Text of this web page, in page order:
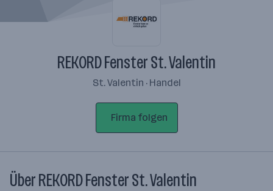
REKORD Fenster St. Valentin
St. Valentin · Handel
Firma folgen
Über REKORD Fenster St. Valentin